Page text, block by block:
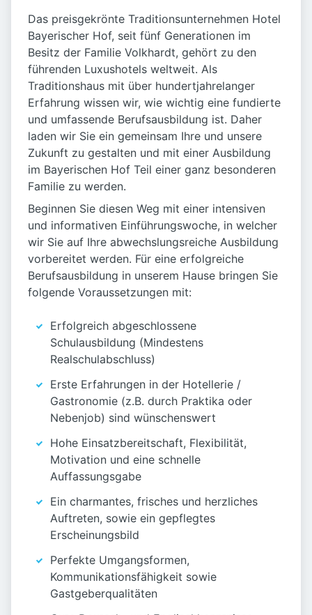
Das preisgekrönte Traditionsunternehmen Hotel
Bayerischer Hof, seit fünf Generationen im
Besitz der Familie Volkhardt, gehört zu den
führenden Luxushotels weltweit. Als
Traditionshaus mit über hundertjahrelanger
Erfahrung wissen wir, wie wichtig eine fundierte
und umfassende Berufsausbildung ist. Daher
laden wir Sie ein gemeinsam Ihre und unsere
Zukunft zu gestalten und mit einer Ausbildung
im Bayerischen Hof Teil einer ganz besonderen
Familie zu werden.
Beginnen Sie diesen Weg mit einer intensiven
und informativen Einführungswoche, in welcher
wir Sie auf Ihre abwechslungsreiche Ausbildung
vorbereitet werden. Für eine erfolgreiche
Berufsausbildung in unserem Hause bringen Sie
folgende Voraussetzungen mit:
Erfolgreich abgeschlossene
Schulausbildung (Mindestens
Realschulabschluss)
Erste Erfahrungen in der Hotellerie /
Gastronomie (z.B. durch Praktika oder
Nebenjob) sind wünschenswert
Hohe Einsatzbereitschaft, Flexibilität,
Motivation und eine schnelle
Auffassungsgabe
Ein charmantes, frisches und herzliches
Auftreten, sowie ein gepflegtes
Erscheinungsbild
Perfekte Umgangsformen,
Kommunikationsfähigkeit sowie
Gastgeberqualitäten